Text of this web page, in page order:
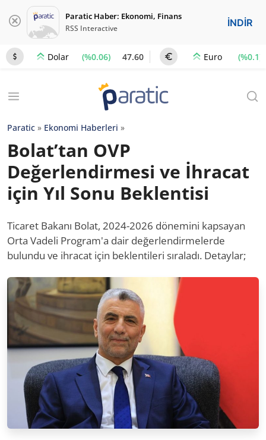
Paratic Haber: Ekonomi, Finans
RSS Interactive İNDİR
Dolar (%0.06) 47.60 Euro (%0.1)
Paratic » Ekonomi Haberleri »
Bolat’tan OVP
Değerlendirmesi ve İhracat
için Yıl Sonu Beklentisi
Ticaret Bakanı Bolat, 2024-2026 dönemini kapsayan
Orta Vadeli Program'a dair değerlendirmelerde
bulundu ve ihracat için beklentileri sıraladı. Detaylar;